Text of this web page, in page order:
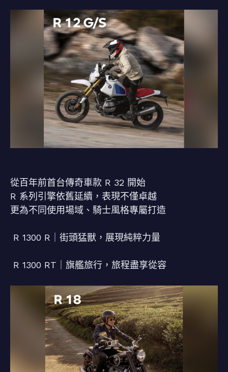
從百年前首台傳奇車款 R 32 開始
R 系列引擎依舊延續，表現不僅卓越
更為不同使用場域、騎士風格專屬打造
R 1300 R｜街頭猛獸，展現純粹力量
R 1300 RT｜旗艦旅行，旅程盡享從容